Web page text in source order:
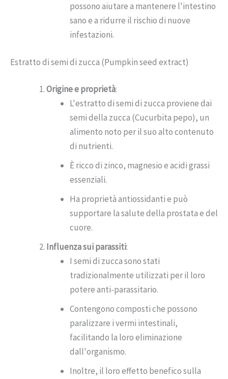
possono aiutare a mantenere l'intestino
sano e a ridurre il rischio di nuove
infestazioni.
Estratto di semi di zucca (Pumpkin seed extract)
Origine e proprietà:
L'estratto di semi di zucca proviene dai
semi della zucca (Cucurbita pepo), un
alimento noto per il suo alto contenuto
di nutrienti.
È ricco di zinco, magnesio e acidi grassi
essenziali.
Ha proprietà antiossidanti e può
supportare la salute della prostata e del
cuore.
Influenza sui parassiti:
I semi di zucca sono stati
tradizionalmente utilizzati per il loro
potere anti-parassitario.
Contengono composti che possono
paralizzare i vermi intestinali,
facilitando la loro eliminazione
dall'organismo.
Inoltre, il loro effetto benefico sulla